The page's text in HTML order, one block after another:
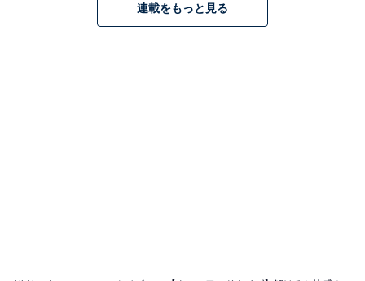
連載をもっと見る